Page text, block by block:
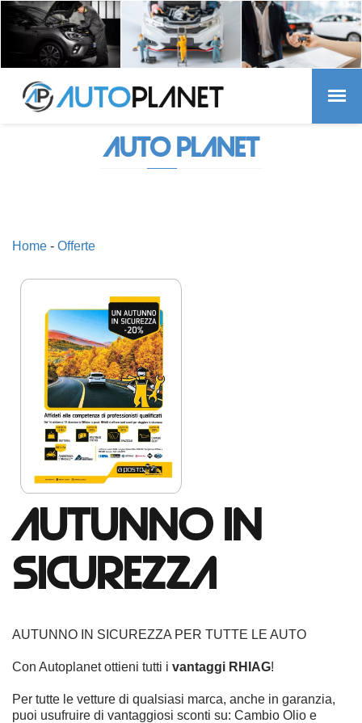
AUTO PLANET
Home - Offerte
AUTUNNO IN
SICUREZZA
AUTUNNO IN SICUREZZA PER TUTTE LE AUTO
Con Autoplanet ottieni tutti i vantaggi RHIAG!
Per tutte le vetture di qualsiasi marca, anche in garanzia,
puoi usufruire di vantaggiosi sconti su: Cambio Olio e